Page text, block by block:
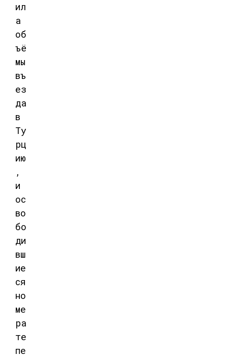
ил
а
об
ъё
мы
въ
ез
да
в
Ту
рц
ию
,
и
ос
во
бо
ди
вш
ие
ся
но
ме
ра
те
пе